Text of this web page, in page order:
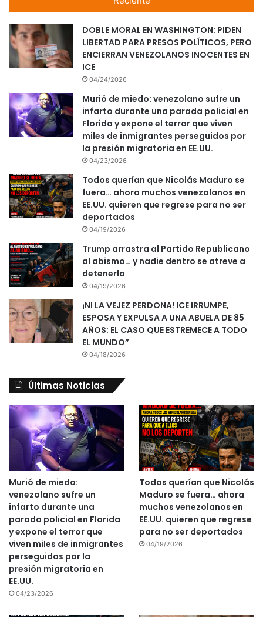
DOBLE MORAL EN WASHINGTON: PIDEN
LIBERTAD PARA PRESOS POLÍTICOS, PERO
ENCIERRAN VENEZOLANOS INOCENTES EN
ICE
04/24/2026
Murió de miedo: venezolano sufre un
infarto durante una parada policial en
Florida y expone el terror que viven
miles de inmigrantes perseguidos por
la presión migratoria en EE.UU.
04/23/2026
Todos querían que Nicolás Maduro se
fuera… ahora muchos venezolanos en
EE.UU. quieren que regrese para no ser
deportados
04/19/2026
Trump arrastra al Partido Republicano
al abismo… y nadie dentro se atreve a
detenerlo
04/19/2026
¡NI LA VEJEZ PERDONA! ICE IRRUMPE,
ESPOSA Y EXPULSA A UNA ABUELA DE 85
AÑOS: EL CASO QUE ESTREMECE A TODO
EL MUNDO”
04/18/2026
Últimas Noticias
Murió de miedo:
venezolano sufre un
infarto durante una
parada policial en Florida
y expone el terror que
viven miles de inmigrantes
perseguidos por la
presión migratoria en
EE.UU.
04/23/2026
Todos querían que Nicolás
Maduro se fuera… ahora
muchos venezolanos en
EE.UU. quieren que regrese
para no ser deportados
04/19/2026